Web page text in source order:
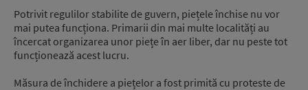
Potrivit regulilor stabilite de guvern, piețele închise nu vor
mai putea funcționa. Primarii din mai multe localități au
încercat organizarea unor piețe în aer liber, dar nu peste tot
funcționează acest lucru.
Măsura de închidere a piețelor a fost primită cu proteste de